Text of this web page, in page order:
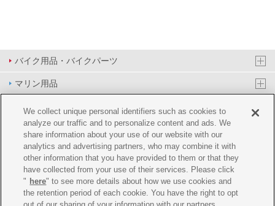
バイク用品・バイクパーツ
マリン用品
PAS/YPJ用品
その他用品
イベント&エンターテイメント
オンラインショップ
企業情報
We collect unique personal identifiers such as cookies to
analyze our traffic and to personalize content and ads. We
share information about your use of our website with our
analytics and advertising partners, who may combine it with
other information that you have provided to them or that they
have collected from your use of their services. Please click
" here" to see more details about how we use cookies and
the retention period of each cookie. You have the right to opt